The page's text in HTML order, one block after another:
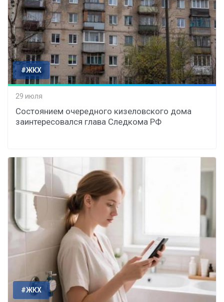
#ЖКХ
29 июля
Состоянием очередного кизеловского дома
заинтересовался глава Следкома РФ
#ЖКХ